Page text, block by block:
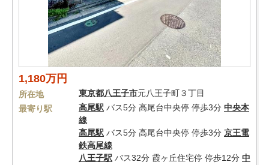
1,180万円
所在地 東京都八王子市元八王子町３丁目
最寄り駅
高尾駅 バス5分 高尾台中央停 停歩3分 中央本
線
高尾駅 バス5分 高尾台中央停 停歩3分 京王電
鉄高尾線
八王子駅 バス32分 霞ヶ丘住宅停 停歩12分 中